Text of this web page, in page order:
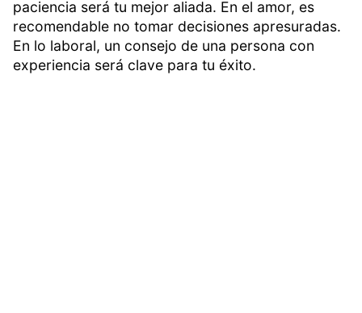
paciencia será tu mejor aliada. En el amor, es
recomendable no tomar decisiones apresuradas.
En lo laboral, un consejo de una persona con
experiencia será clave para tu éxito.